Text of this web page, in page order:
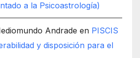
a la Psicoastrología)
Andrade en PISCIS
y disposición para el